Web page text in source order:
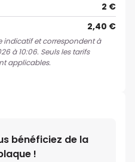
2 €
2,40 €
indicatif et correspondent à
à 10:06. Seuls les tarifs
applicables.
bénéficiez de la
!